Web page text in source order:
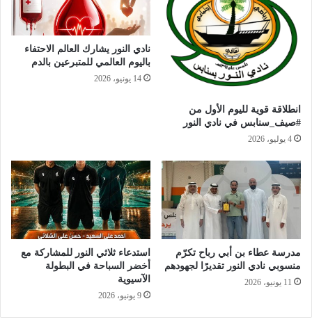
انطلاقة قوية لليوم الأول من
#صيف_سنابس في نادي النور
4 يوليو، 2026
نادي النور يشارك العالم الاحتفاء
باليوم العالمي للمتبرعين بالدم
14 يونيو، 2026
مدرسة عطاء بن أبي رباح تكرّم
منسوبي نادي النور تقديرًا لجهودهم
11 يونيو، 2026
استدعاء ثلاثي النور للمشاركة مع
أخضر السباحة في البطولة
الآسيوية
9 يونيو، 2026